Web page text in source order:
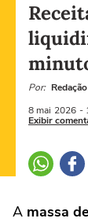
Por:
8 mai 2026 -
Exibir
A massa